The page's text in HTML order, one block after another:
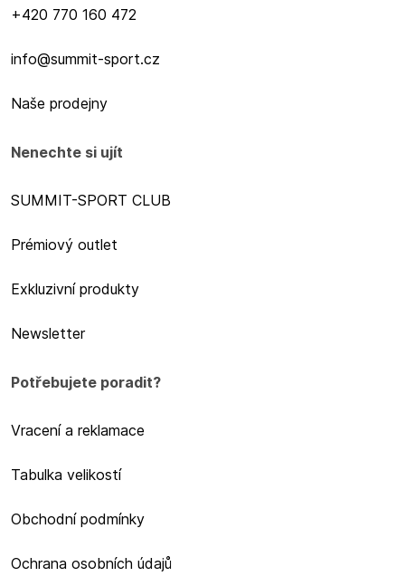
+420 770 160 472
info@summit-sport.cz
Naše prodejny
Nenechte si ujít
SUMMIT-SPORT CLUB
Prémiový outlet
Exkluzivní produkty
Newsletter
Potřebujete poradit?
Vracení a reklamace
Tabulka velikostí
Obchodní podmínky
Ochrana osobních údajů